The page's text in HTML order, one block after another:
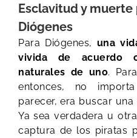
Esclavitud y
Diógenes
Para Diógenes, una
vivida de acuerdo
naturales de uno.
entonces, no
parecer, era buscar
Ya sea verdadera u
captura de los piratas